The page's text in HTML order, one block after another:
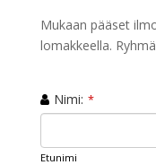
Mukaan pääset
lomakkeella.
Nimi: *
Etunimi